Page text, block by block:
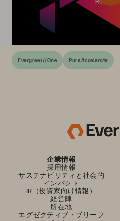
Evergreen//One Pure Accelerate
企業情報
採用情報
サステナビリティと社会的
インパクト
IR（投資家向け情報）
経営陣
所在地
エグゼクティブ・ブリーフ